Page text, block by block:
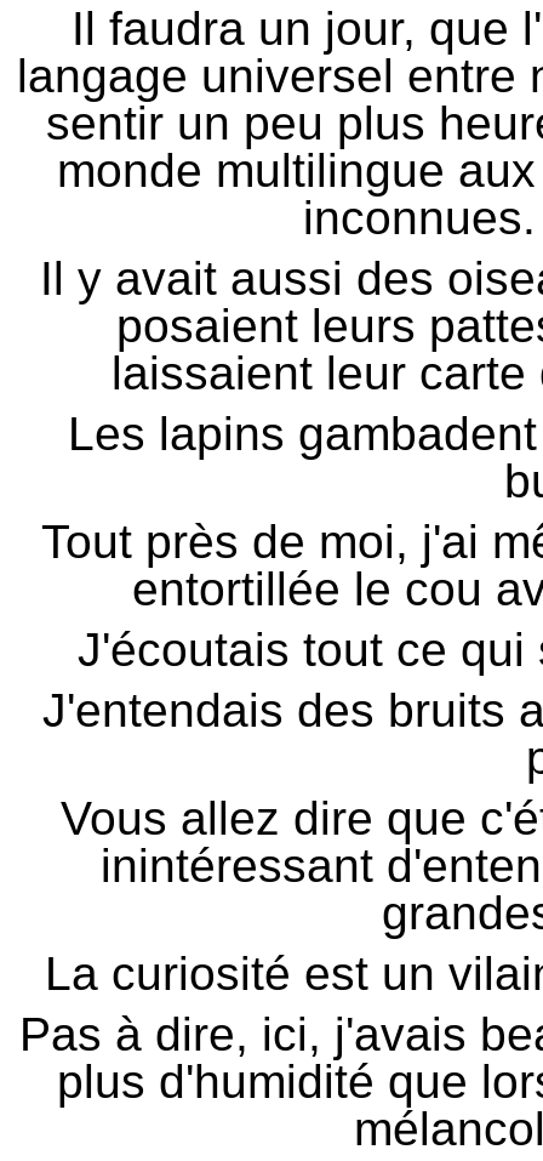
Il faudra un jour, que
langage universel entre
sentir un peu plus
monde multilingue
inconnues.
Il y avait aussi des
posaient leurs
laissaient leur
Les lapins
Tout près de moi, j'ai
entortillée le cou
J'écoutais tout ce
J'entendais des bruits
Vous allez dire que
inintéressant
La curiosité est un
Pas à dire, ici, j'avais
plus d'humidité que